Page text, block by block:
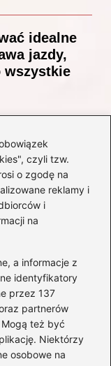
czyli tzw.
o zgodę na
reklamy i
i
na
a informacje z
identyfikatory
przez 137
partnerów
też być
Niektórzy
osobowe na
idealne
jazdy,
wszystkie
jazdy? Oto
znać!